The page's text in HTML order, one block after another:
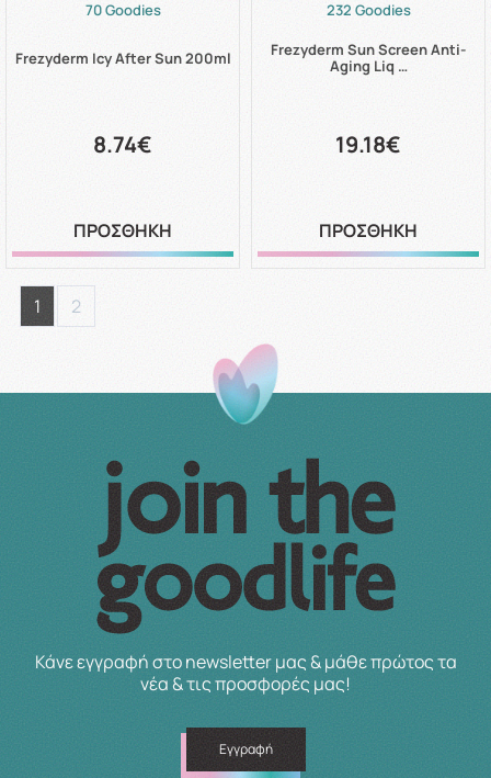
70 Goodies
Frezyderm Icy After Sun 200ml
8.74€
ΠΡΟΣΘΗΚΗ
232 Goodies
Frezyderm Sun Screen Anti-
Aging Liq …
19.18€
ΠΡΟΣΘΗΚΗ
1 2
Κάνε εγγραφή στο newsletter μας & μάθε πρώτος τα
νέα & τις προσφορές μας!
Εγγραφή